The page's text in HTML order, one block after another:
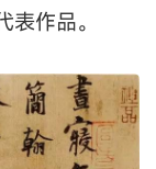
作品。